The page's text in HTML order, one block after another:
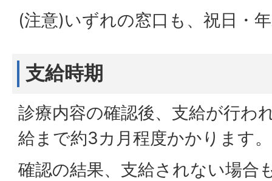
(注意)いずれの窓口も、祝日・
支給時期
診療内容の確認後、支給が行わ
給まで約3カ月程度かかります。
確認の結果、支給されない場合